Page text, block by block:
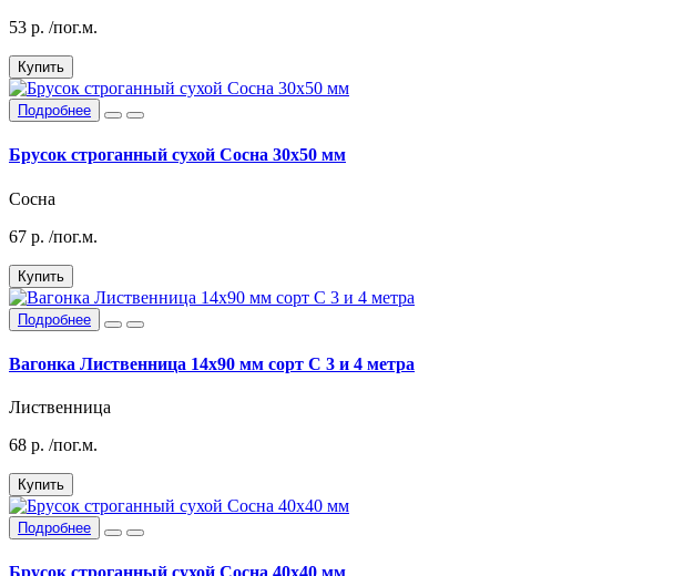
53 р. /пог.м.
Купить
Подробнее
Брусок строганный сухой Сосна 30х50 мм
Сосна
67 р. /пог.м.
Купить
Подробнее
Вагонка Лиственница 14х90 мм сорт С 3 и 4 метра
Лиственница
68 р. /пог.м.
Купить
Подробнее